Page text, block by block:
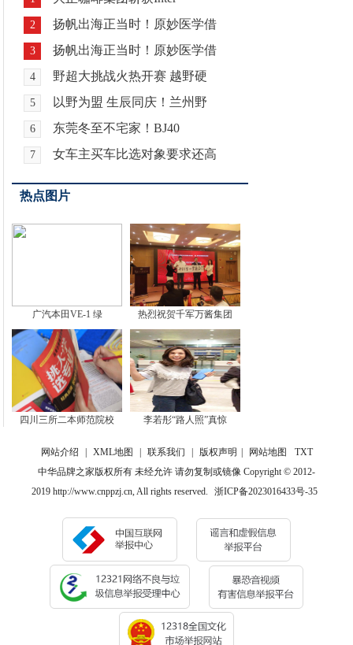
2 扬帆出海正当时！原妙医学借
3 扬帆出海正当时！原妙医学借
4 野超大挑战火热开赛 越野硬
5 以野为盟 生辰同庆！兰州野
6 东莞冬至不宅家！BJ40
7 女车主买车比选对象要求还高
热点图片
广汽本田VE-1 绿 热烈祝贺千军万酱集团
四川三所二本师范院校 李若彤“路人照”真惊
网站介绍 XML地图 联系我们 版权声明 网站地图
TXT
中华品牌之家版权所有 未经允许 请勿复制或镜像 Copyright © 2012-
2019 http://www.cnppzj.cn, All rights reserved.
浙ICP备2023016433号-35